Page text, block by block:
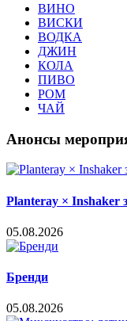
ВИНО
ВИСКИ
ВОДКА
ДЖИН
КОЛА
ПИВО
РОМ
ЧАЙ
Анонсы
Planteray × Inshaker
05.08.2026
Бренди
05.08.2026